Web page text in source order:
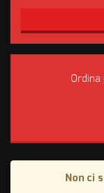
Ordina
Non ci